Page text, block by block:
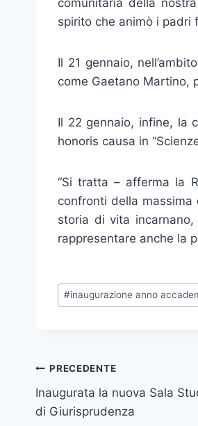
comunitaria della
spirito che animò i padri
Il 21 gennaio,
come Gaetano Martino,
Il 22 gennaio, infine, la
honoris causa in
“Si tratta – afferma la
confronti della
storia di vita
rappresentare anche la
Tag
articolo:
#inaugurazione anno
Navigazione
articoli
PRECEDENTE
Inaugurata la nuova Sala
di Giurisprudenza